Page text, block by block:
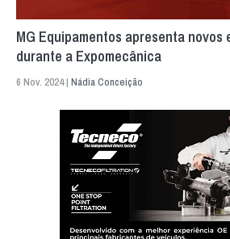
MG Equipamentos apresenta novos
durante a Expomecânica
6 Nov. 2024 | Nádia Conceição